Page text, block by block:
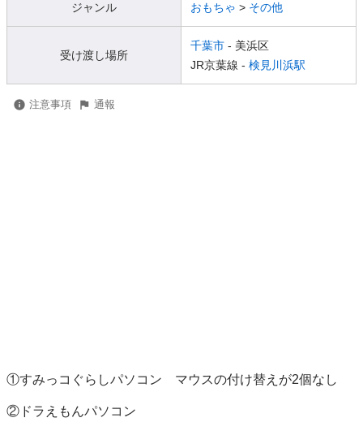
ジャンル おもちゃ > その他
受け渡し場所
千葉市 - 美浜区
JR京葉線 - 検見川浜駅
注意事項 通報
①すみっコぐらしパソコン　マウスの付け替えが2個なし
②ドラえもんパソコン